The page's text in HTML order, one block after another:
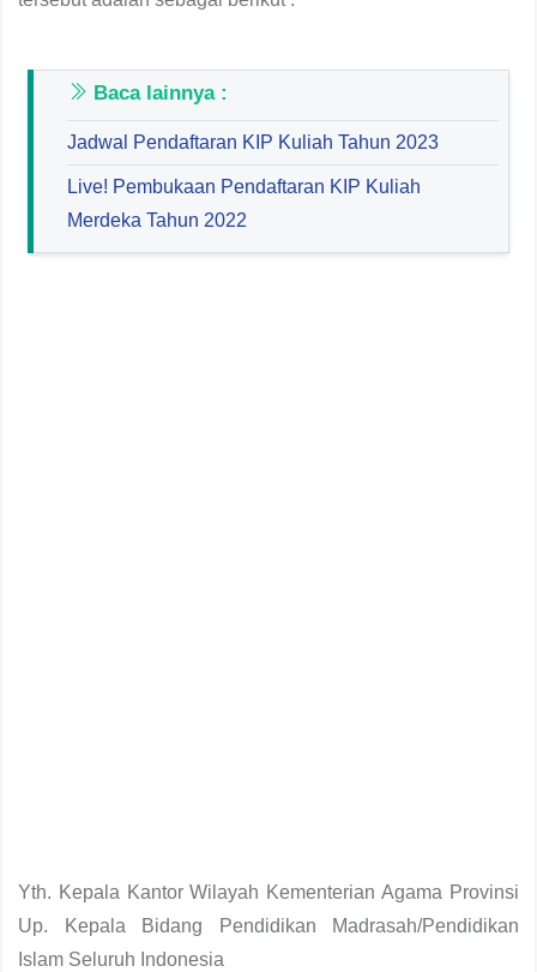
Baca lainnya :
Jadwal Pendaftaran KIP Kuliah Tahun 2023
Live! Pembukaan Pendaftaran KIP Kuliah
Merdeka Tahun 2022
Yth. Kepala Kantor Wilayah Kementerian Agama Provinsi
Up. Kepala Bidang Pendidikan Madrasah/Pendidikan
Islam Seluruh Indonesia